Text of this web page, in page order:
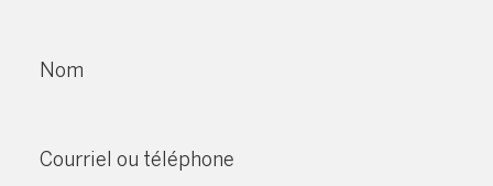
Nom
Courriel ou téléphone